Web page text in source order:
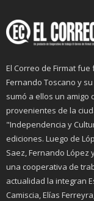
El Correo de Firmat
Fernando Toscano y
sumó a ellos un amigo
provenientes de la
"Independencia y
ediciones. Luego de
Saez, Fernando López
una cooperativa de
actualidad la integran
Camiscia, Elías